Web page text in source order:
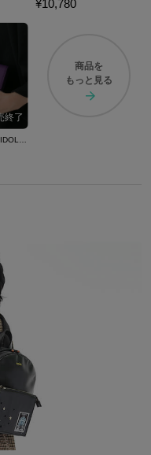
¥10,780
商品を
もっと見る